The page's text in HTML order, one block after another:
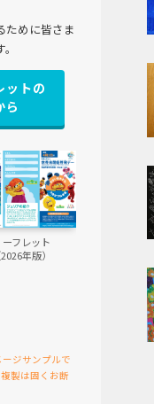
ために皆さま
ットの
ら
ーフレット
2026年版）
ジサンプルで
製は固くお断